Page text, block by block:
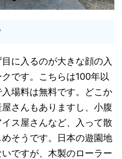
に入るのが大きな顔の入
です。こちらは100年以
入場料は無料です。どこか
さんもありますし、小腹
ス屋さんなど、入って散
そうです。日本の遊園地
ですが、木製のローラー